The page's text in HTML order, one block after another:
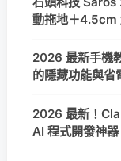
動拖地＋4.5cm
2026 最新手機
的隱藏功能與省
2026 最新！
AI 程式開發神器